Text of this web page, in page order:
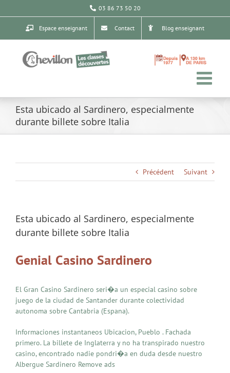
au
03 86 73 50 20
Espace enseignant Contact Blog enseignant
Esta ubicado al Sardinero, especialmente
durante billete sobre Italia
Précédent Suivant
Esta ubicado al Sardinero, especialmente
durante billete sobre Italia
Genial Casino Sardinero
El Gran Casino Sardinero seri�a un especial casino sobre
juego de la ciudad de Santander durante colectividad
autonoma sobre Cantabria (Espana).
Informaciones instantaneos Ubicacion, Pueblo . Fachada
primero. La billete de Inglaterra y no ha transpirado nuestro
casino, encontrado nadie pondri�a en duda desde nuestro
Albergue Sardinero Remove ads